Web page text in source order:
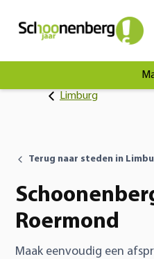
Limburg
Terug naar steden in
Roermond
Maak eenvoudig een